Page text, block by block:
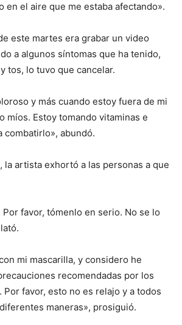
en el aire que me estaba afectando».
este martes era grabar un video
a algunos síntomas que ha tenido,
tos, lo tuvo que cancelar.
y más cuando estoy fuera de mi
míos. Estoy tomando vitaminas e
combatirlo», abundó.
la artista exhortó a las personas a que
Por favor, tómenlo en serio. No se lo
mi mascarilla, y considero he
recomendadas por los
favor, esto no es relajo y a todos
maneras», prosiguió.